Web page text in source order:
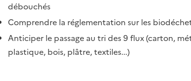
débouchés
Comprendre la réglementation sur les
Anticiper le passage au tri des 9 flux (carton,
plastique, bois, plâtre, textiles...)